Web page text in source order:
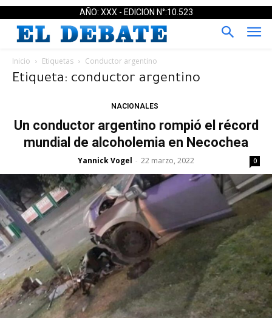
AÑO: XXX - EDICION N°:10.523
Inicio Etiquetas Conductor argentino
Etiqueta: conductor argentino
NACIONALES
Un conductor argentino rompió el récord
mundial de alcoholemia en Necochea
Yannick Vogel - 22 marzo, 2022 0